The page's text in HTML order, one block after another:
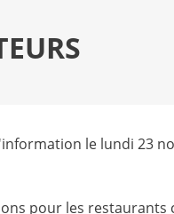
le lundi 23
pour les restaurants